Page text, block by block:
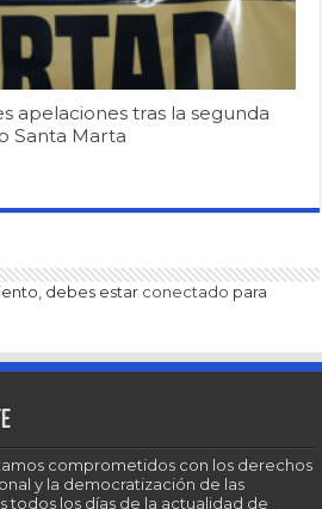
apelaciones tras la segunda
Santa Marta
debes estar conectado para
comprometidos con los derechos
y la democratización de las
todos los días de la actualidad de